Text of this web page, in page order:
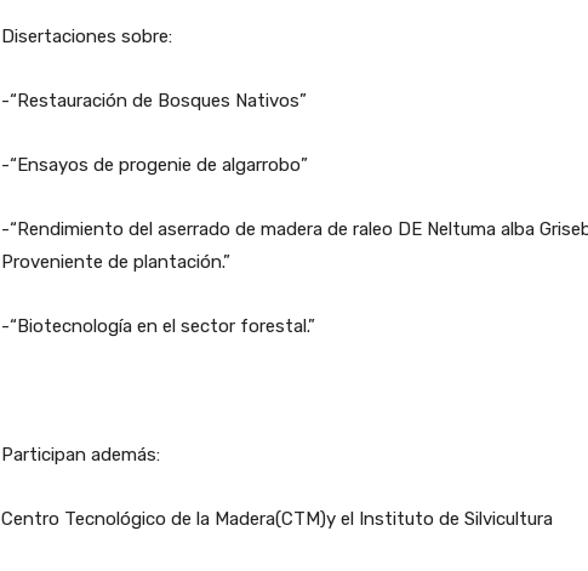
Disertaciones sobre:
-“Restauración de Bosques Nativos”
-“Ensayos de progenie de algarrobo”
-“Rendimiento del aserrado de madera de raleo DE Neltuma alba
Proveniente de plantación.”
-“Biotecnología en el sector forestal.”
Participan además:
Centro Tecnológico de la Madera(CTM)y el Instituto de Silvicultura